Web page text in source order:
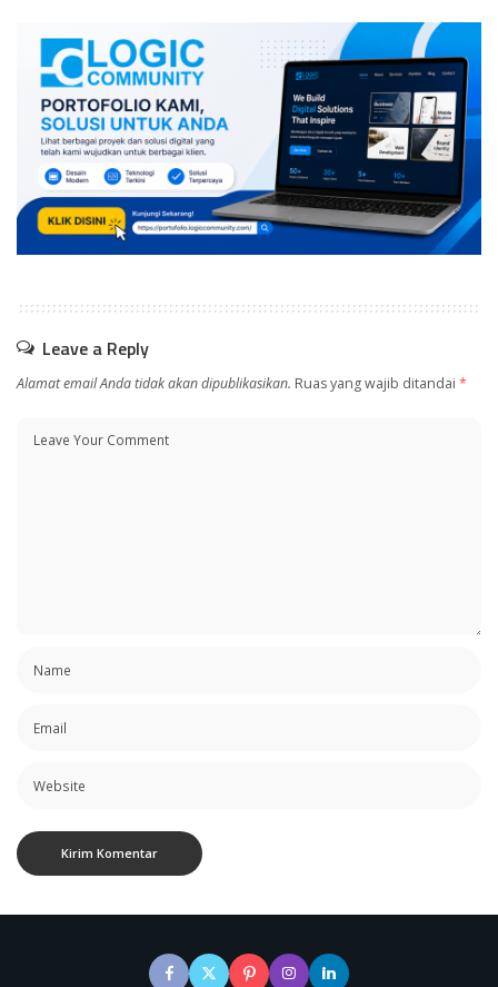
Leave a Reply
Alamat email Anda tidak akan dipublikasikan. Ruas yang wajib ditandai *